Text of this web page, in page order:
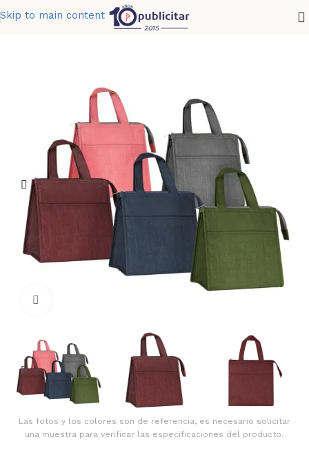
Skip to main content
LONCHERA SAANVI
Las fotos y los colores son de referencia, es necesario solicitar
una muestra para verificar las especificaciones del producto.